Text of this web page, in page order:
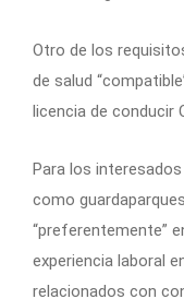
Otro de los
de salud
licencia de conducir
Para los
como
“preferentemente”
experiencia laboral
relacionados con